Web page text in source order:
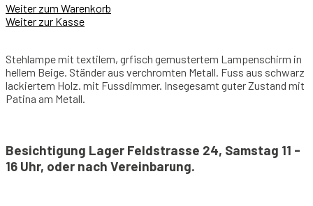
Weiter zum Warenkorb
Weiter zur Kasse
Stehlampe mit textilem, grfisch gemustertem Lampenschirm in
hellem Beige. Ständer aus verchromten Metall. Fuss aus schwarz
lackiertem Holz. mit Fussdimmer. Insegesamt guter Zustand mit
Patina am Metall.
Besichtigung Lager Feldstrasse 24, Samstag 11 -
16 Uhr, oder nach Vereinbarung.